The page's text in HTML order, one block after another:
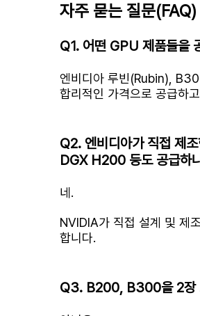
자주 묻는 질문(FAQ)
Q1. 어떤 GPU 제품들을
엔비디아 루빈(Rubin),
합리적인 가격으로 공급하
Q2. 엔비디아가 직접
DGX H200 등도 공급하
네.
NVIDIA가 직접 설계 및 제
합니다.
Q3. B200, B300을 2장